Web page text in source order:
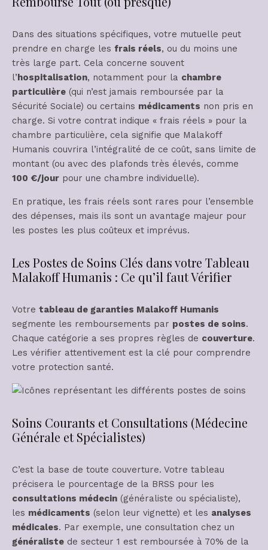
Dans des situations spécifiques, votre mutuelle peut
prendre en charge les frais réels, ou du moins une
très large part. Cela concerne souvent
l’hospitalisation, notamment pour la chambre
particulière (qui n’est jamais remboursée par la
Sécurité Sociale) ou certains médicaments non pris en
charge. Si votre contrat indique « frais réels » pour la
chambre particulière, cela signifie que Malakoff
Humanis couvrira l’intégralité de ce coût, sans limite de
montant (ou avec des plafonds très élevés, comme
100 €/jour pour une chambre individuelle).
En pratique, les frais réels sont rares pour l’ensemble
des dépenses, mais ils sont un avantage majeur pour
les postes les plus coûteux et imprévus.
Les Postes de Soins Clés dans votre Tableau
Malakoff Humanis : Ce qu’il faut Vérifier
Votre tableau de garanties Malakoff Humanis
segmente les remboursements par postes de soins.
Chaque catégorie a ses propres règles de couverture.
Les vérifier attentivement est la clé pour comprendre
votre protection santé.
Soins Courants et Consultations (Médecine
Générale et Spécialistes)
C’est la base de toute couverture. Votre tableau
précisera le pourcentage de la BRSS pour les
consultations médecin (généraliste ou spécialiste),
les médicaments (selon leur vignette) et les analyses
médicales. Par exemple, une consultation chez un
généraliste de secteur 1 est remboursée à 70% de la